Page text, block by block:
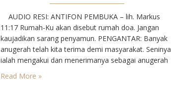
AUDIO RESI: ANTIFON PEMBUKA – lih. Markus
11:17 Rumah-Ku akan disebut rumah doa. Jangan
kaujadikan sarang penyamun. PENGANTAR: Banyak
anugerah telah kita terima demi masyarakat. Seninya
ialah mengakui dan menerimanya sebagai anugerah
Tuhan. Barangsiapa berbicara, hendaknya menyadari
bahwa yang diucapkannya adalah sabda Tuhan.
Read More »